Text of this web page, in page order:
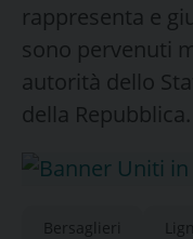
rappresenta e
sono pervenuti
autorità dello
della Repubblica.
Bersaglieri